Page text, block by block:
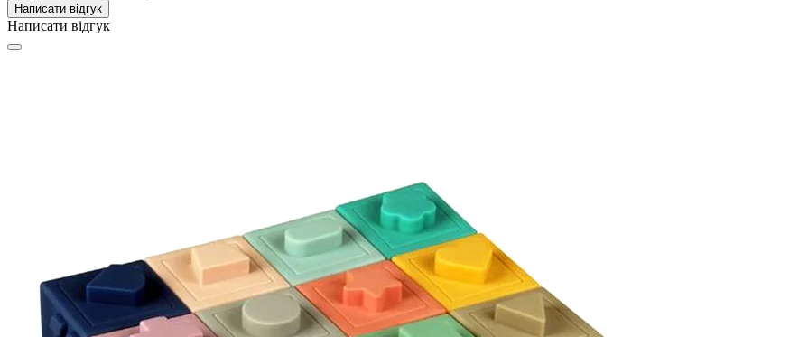
Написати відгук
Написати відгук